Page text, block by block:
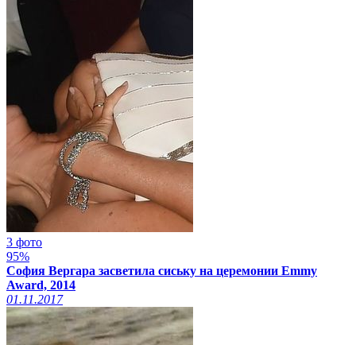
3 фото
95%
София Вергара засветила сиську на церемонии Emmy
Award, 2014
01.11.2017